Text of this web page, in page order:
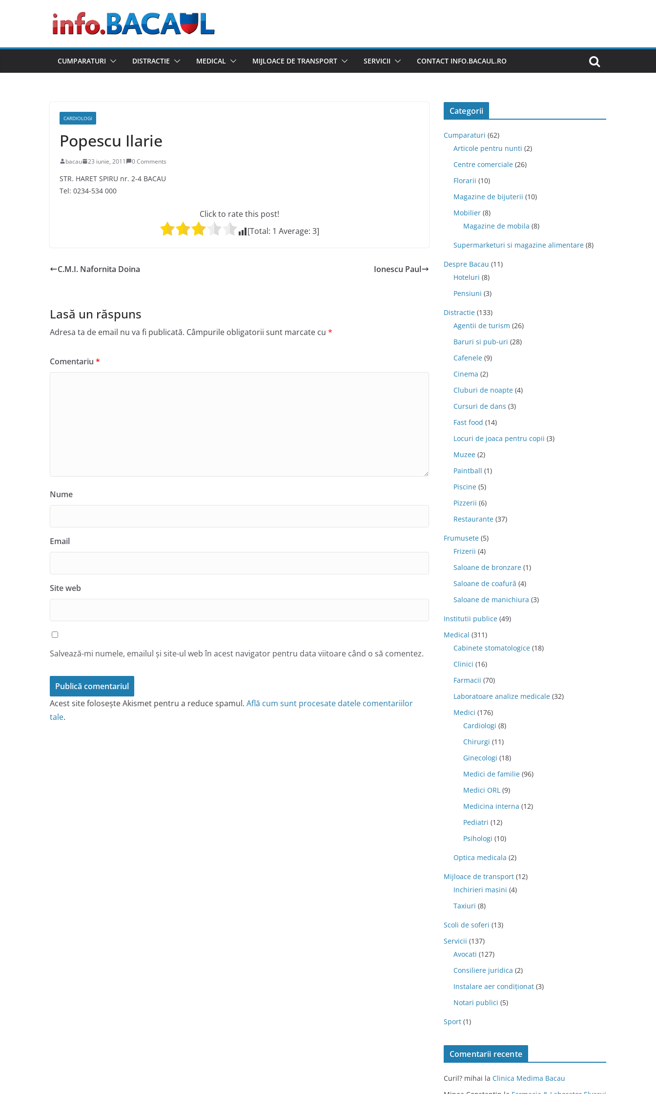
CUMPARATURI DISTRACTIE MEDICAL MIJLOACE DE TRANSPORT SERVICII CONTACT INFO.BACAUL.RO
CARDIOLOGI
Popescu Ilarie
bacau 23 iunie, 2011 0 Comments
STR. HARET SPIRU nr. 2-4 BACAU
Tel: 0234-534 000
Click to rate this post!
[Total: 1 Average: 3]
C.M.I. Nafornita Doina Ionescu Paul
Lasă un răspuns
Adresa ta de email nu va fi publicată. Câmpurile obligatorii sunt marcate cu *
Comentariu *
Nume
Email
Site web
Salvează-mi numele, emailul și site-ul web în acest navigator pentru data viitoare când o să comentez.
Acest site folosește Akismet pentru a reduce spamul. Află cum sunt procesate datele comentariilor
tale.
Categorii
Cumparaturi (62)
Articole pentru nunti (2)
Centre comerciale (26)
Florarii (10)
Magazine de bijuterii (10)
Mobilier (8)
Magazine de mobila (8)
Supermarketuri si magazine alimentare (8)
Despre Bacau (11)
Hoteluri (8)
Pensiuni (3)
Distractie (133)
Agentii de turism (26)
Baruri si pub-uri (28)
Cafenele (9)
Cinema (2)
Cluburi de noapte (4)
Cursuri de dans (3)
Fast food (14)
Locuri de joaca pentru copii (3)
Muzee (2)
Paintball (1)
Piscine (5)
Pizzerii (6)
Restaurante (37)
Frumusete (5)
Frizerii (4)
Saloane de bronzare (1)
Saloane de coafură (4)
Saloane de manichiura (3)
Institutii publice (49)
Medical (311)
Cabinete stomatologice (18)
Clinici (16)
Farmacii (70)
Laboratoare analize medicale (32)
Medici (176)
Cardiologi (8)
Chirurgi (11)
Ginecologi (18)
Medici de familie (96)
Medici ORL (9)
Medicina interna (12)
Pediatri (12)
Psihologi (10)
Optica medicala (2)
Mijloace de transport (12)
Inchirieri masini (4)
Taxiuri (8)
Scoli de soferi (13)
Servicii (137)
Avocati (127)
Consiliere juridica (2)
Instalare aer condiționat (3)
Notari publici (5)
Sport (1)
Comentarii recente
Curil? mihai la Clinica Medima Bacau